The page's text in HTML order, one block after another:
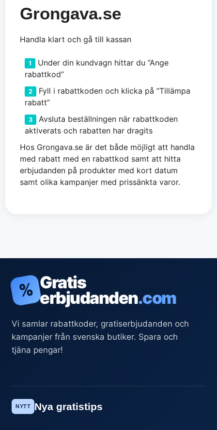
Grongava.se
Handla klart och gå till kassan
Under din kundvagn hittar du ”Ange
rabattkod”
Fyll i rabattkoden och klicka på ”Tillämpa
rabatt”
Avsluta beställningen när rabattkoden
aktiverats och rabatten har dragits
Hos Grongava.se är det både möjligt att handla
med rabatt med en rabattkod samt att hitta
erbjudanden på produkter med kort datum
samt olika kampanjer med prissänkta varor.
% Gratis
erbjudanden.com
Vi samlar rabattkoder, gratiserbjudanden och
kampanjer från svenska butiker. Spara och
tjäna pengar!
NYTT Nya gratistips